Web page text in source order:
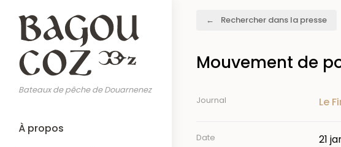
contenu
principal
Bateaux de pêche de Douarnenez
Main
navigation
À propos
Rechercher dans la presse
Mouvement de
Journal Le
Date 21